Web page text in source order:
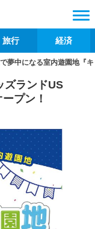
旅行 経済
夢中になる室内遊園地『
ズランドUS
プン！